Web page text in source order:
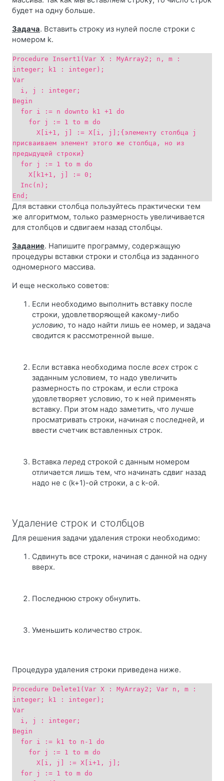
будет на одну больше.
Задача. Вставить строку из нулей после строки с
номером k.
Procedure Insert1(Var X : MyArray2; n, m :
integer; k1 : integer);
Var
i, j : integer;
Begin
for i := n downto k1 +1 do
for j := 1 to m do
X[i+1, j] := X[i, j];{элементу столбца j
присваиваем элемент этого же столбца, но из
предыдущей строки}
for j := 1 to m do
X[k1+1, j] := 0;
Inc(n);
End;
Для вставки столбца пользуйтесь практически тем
же алгоритмом, только размерность увеличивается
для столбцов и сдвигаем назад столбцы.
Задание. Напишите программу, содержащую
процедуры вставки строки и столбца из заданного
одномерного массива.
И еще несколько советов:
Если необходимо выполнить вставку после
строки, удовлетворяющей какому-либо
условию, то надо найти лишь ее номер, и задача
сводится к рассмотренной выше.
Если вставка необходима после всех строк с
заданным условием, то надо увеличить
размерность по строкам, и если строка
удовлетворяет условию, то к ней применять
вставку. При этом надо заметить, что лучше
просматривать строки, начиная с последней, и
ввести счетчик вставленных строк.
Вставка перед строкой с данным номером
отличается лишь тем, что начинать сдвиг назад
надо не с (k+1)-ой строки, а с k-ой.
Удаление строк и столбцов
Для решения задачи удаления строки необходимо:
Сдвинуть все строки, начиная с данной на одну
вверх.
Последнюю строку обнулить.
Уменьшить количество строк.
Процедура удаления строки приведена ниже.
Procedure Delete1(Var X : MyArray2; Var n, m :
integer; k1 : integer);
Var
i, j : integer;
Begin
for i := k1 to n-1 do
for j := 1 to m do
X[i, j] := X[i+1, j];
for j := 1 to m do